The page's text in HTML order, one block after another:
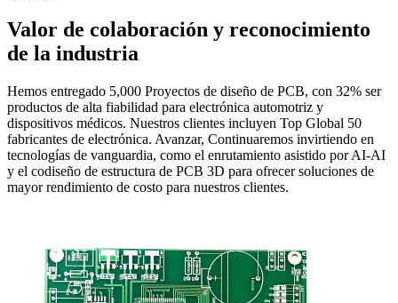
Valor de colaboración y reconocimiento
de la industria
Hemos entregado 5,000 Proyectos de diseño de PCB, con 32% ser
productos de alta fiabilidad para electrónica automotriz y
dispositivos médicos. Nuestros clientes incluyen Top Global 50
fabricantes de electrónica. Avanzar, Continuaremos invirtiendo en
tecnologías de vanguardia, como el enrutamiento asistido por AI-AI
y el codiseño de estructura de PCB 3D para ofrecer soluciones de
mayor rendimiento de costo para nuestros clientes.